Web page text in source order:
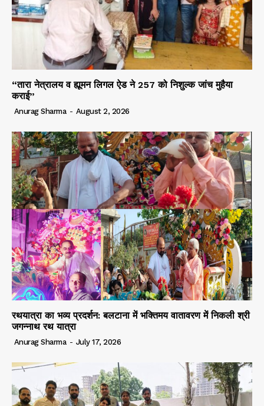
“तारा नेत्रालय व ह्यूमन लिगल ऐड ने 257 को निशुल्क जांच मुहैया
कराई”
Anurag Sharma - August 2, 2026
रथयात्रा का भव्य प्रदर्शन: बलटाना में भक्तिमय वातावरण में निकली श्री
जगन्नाथ रथ यात्रा
Anurag Sharma - July 17, 2026